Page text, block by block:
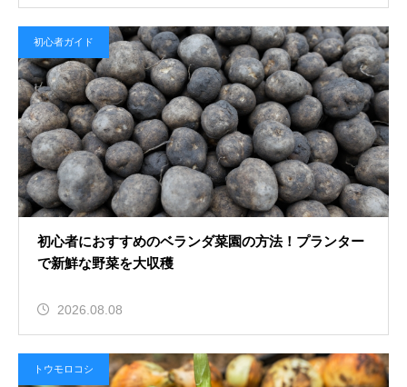
とうもろこしの抑制栽培に最適な品
種と播種のコツ！秋収穫の極意
保存と備蓄
2026.08.06
初心者が新聞紙で包み立てて置くに
んじんの保存方法！鮮度をキープす
初心者ガイド
初心者におすすめのベランダ菜園の方法！プランター
で新鮮な野菜を大収穫
2026.08.08
トウモロコシ